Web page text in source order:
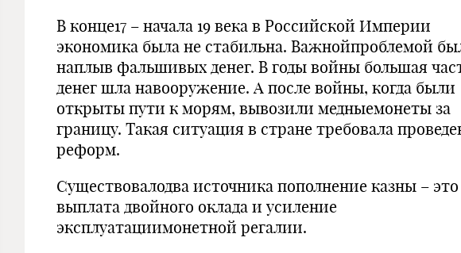
В конце17 – начала 19 века в Российской Империи
экономика была не стабильна. Важнойпроблемой
наплыв фальшивых денег. В годы войны большая
денег шла навооружение. А после войны, когда были
открыты пути к морям, вывозили медныемонеты за
границу. Такая ситуация в стране требовала
реформ.
Существовалодва источника пополнение казны – это
выплата двойного оклада и усиление
эксплуатациимонетной ре­галии.